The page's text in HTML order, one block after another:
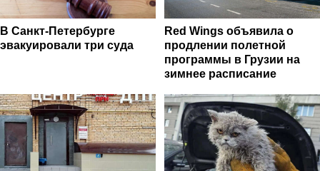
В Санкт-Петербурге
эвакуировали три суда
Red Wings объявила о
продлении полетной
программы в Грузии на
зимнее расписание